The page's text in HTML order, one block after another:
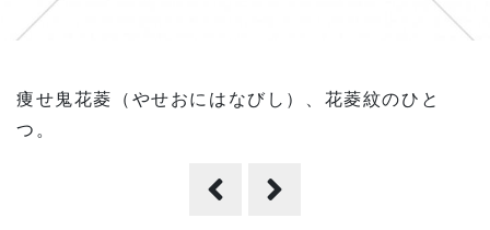
痩せ鬼花菱（やせおにはなびし）、花菱紋のひと
つ。